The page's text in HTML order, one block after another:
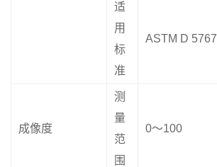
适
用
标
准
ASTM D 5767
成像度
测
量
范
围
0〜100